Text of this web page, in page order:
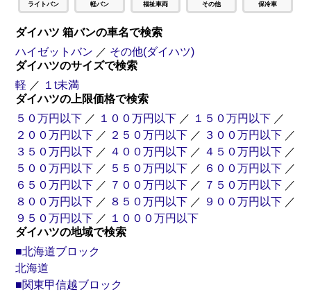
ライトバン 軽バン 福祉車両 その他 保冷車
ダイハツ 箱バンの車名で検索
ハイゼットバン ／ その他(ダイハツ)
ダイハツのサイズで検索
軽 ／ １t未満
ダイハツの上限価格で検索
５０万円以下 ／ １００万円以下 ／ １５０万円以下 ／
２００万円以下 ／ ２５０万円以下 ／ ３００万円以下 ／
３５０万円以下 ／ ４００万円以下 ／ ４５０万円以下 ／
５００万円以下 ／ ５５０万円以下 ／ ６００万円以下 ／
６５０万円以下 ／ ７００万円以下 ／ ７５０万円以下 ／
８００万円以下 ／ ８５０万円以下 ／ ９００万円以下 ／
９５０万円以下 ／ １０００万円以下
ダイハツの地域で検索
■北海道ブロック
北海道
■関東甲信越ブロック